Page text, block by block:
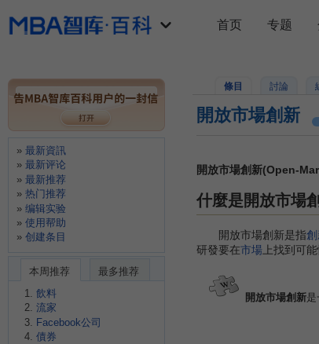
條目 討論
開放市場創新
開放市場創新(Open-
什麼是開放市場
開放市場創新是指
研發要在市場 上找到可
開放市場創新是
首页 专题
最新資訊
最新评论
最新推荐
热门推荐
编辑实验
使用帮助
创建条目
本周推荐
最多推荐
飲料
流家
Facebook公司
債券